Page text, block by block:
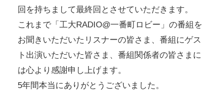
回を持ちまして最終回とさせていただきます。
これまで「工大RADIO@一番町ロビー」の番組を
お聞きいただいたリスナーの皆さま、番組にゲス
ト出演いただいた皆さま、番組関係者の皆さまに
は心より感謝申し上げます。
5年間本当にありがとうございました。